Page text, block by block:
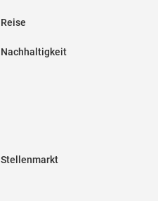
Reise
Nachhaltigkeit
Stellenmarkt